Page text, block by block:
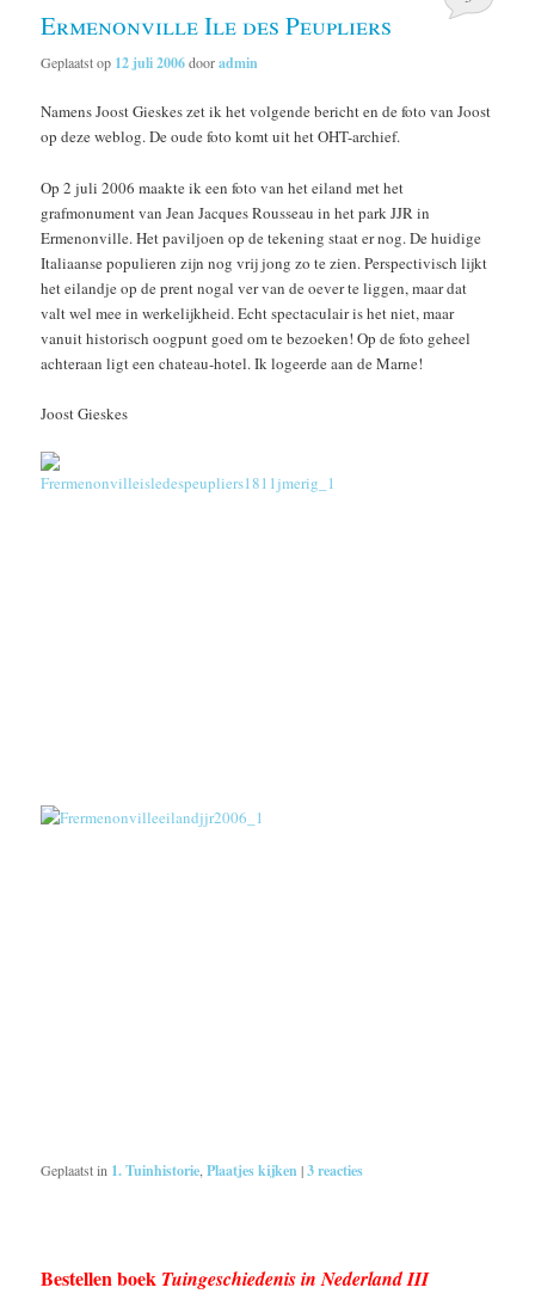
Ermenonville Ile des Peupliers
Geplaatst op 12 juli 2006dooradmin
Namens Joost Gieskes zet ik het volgende bericht en de foto van Joost
op deze weblog. De oude foto komt uit het OHT-archief.
Op 2 juli 2006 maakte ik een foto van het eiland met het
grafmonument van Jean Jacques Rousseau in het park JJR in
Ermenonville. Het paviljoen op de tekening staat er nog. De huidige
Italiaanse populieren zijn nog vrij jong zo te zien. Perspectivisch lijkt
het eilandje op de prent nogal ver van de oever te liggen, maar dat
valt wel mee in werkelijkheid. Echt spectaculair is het niet, maar
vanuit historisch oogpunt goed om te bezoeken! Op de foto geheel
achteraan ligt een chateau-hotel. Ik logeerde aan de Marne!
Joost Gieskes
Geplaatst in 1. Tuinhistorie ,Plaatjes kijken |3reacties
Bestellen boek Tuingeschiedenis in Nederland III